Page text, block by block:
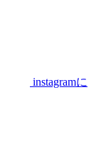
instagramに